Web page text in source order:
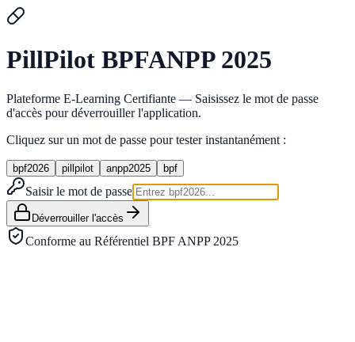
PillPilot BPFANPP 2025
Plateforme E-Learning Certifiante — Saisissez le mot de passe
d'accès pour déverrouiller l'application.
Cliquez sur un mot de passe pour tester instantanément :
bpf2026 pillpilot anpp2025 bpf
Saisir le mot de passe
Déverrouiller l'accès
Conforme au Référentiel BPF ANPP 2025